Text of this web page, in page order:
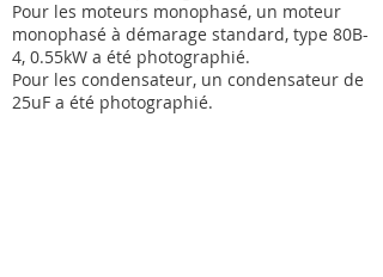
Pour les moteurs monophasé, un moteur
monophasé à démarage standard, type 80B-
4, 0.55kW a été photographié.
Pour les condensateur, un condensateur de
25uF a été photographié.